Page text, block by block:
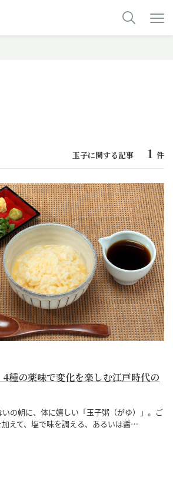
玉子に関する記事 1 件
種の薬味で変化を楽しむ江戸時代の
の朝に、体に嬉しい「玉子粥（がゆ）」。ご
えて、塩で味を調える、あるいは醤…